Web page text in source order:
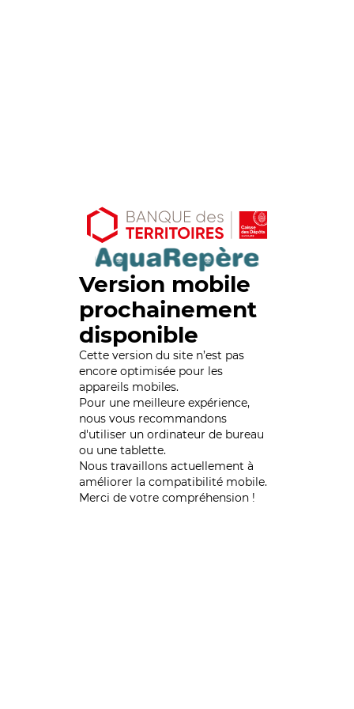
Version mobile
prochainement
disponible
Cette version du site n’est pas
encore optimisée pour les
appareils mobiles.
Pour une meilleure expérience,
nous vous recommandons
d'utiliser un ordinateur de bureau
ou une tablette.
Nous travaillons actuellement à
améliorer la compatibilité mobile.
Merci de votre compréhension !